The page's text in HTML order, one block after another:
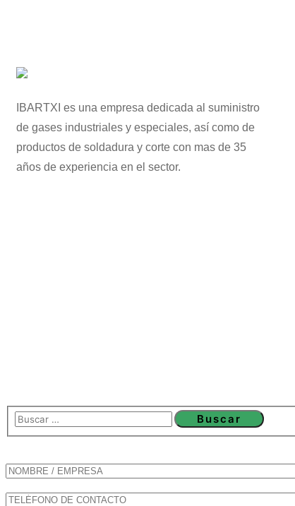
IBARTXI es una empresa dedicada al suministro
de gases industriales y especiales, así como de
productos de soldadura y corte con mas de 35
años de experiencia en el sector.